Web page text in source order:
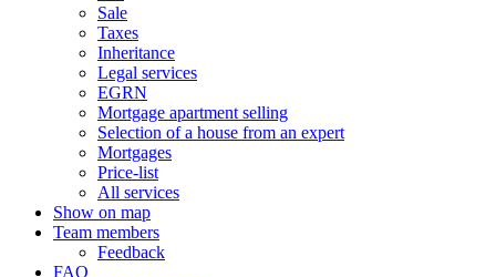
Sale
Taxes
Inheritance
Legal services
EGRN
Mortgage apartment selling
Selection of a house from an expert
Mortgages
Price-list
All services
Show on map
Team members
Feedback
FAQ